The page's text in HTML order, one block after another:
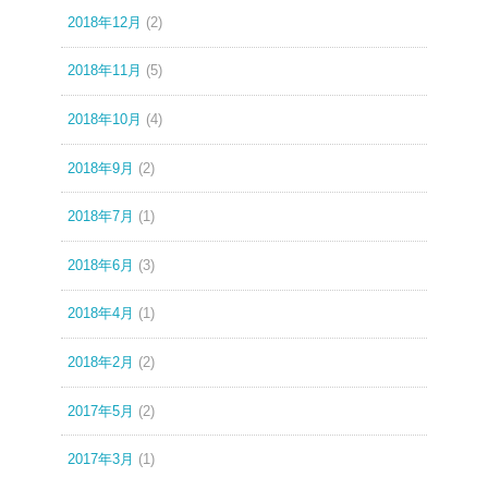
2018年12月 (2)
2018年11月 (5)
2018年10月 (4)
2018年9月 (2)
2018年7月 (1)
2018年6月 (3)
2018年4月 (1)
2018年2月 (2)
2017年5月 (2)
2017年3月 (1)